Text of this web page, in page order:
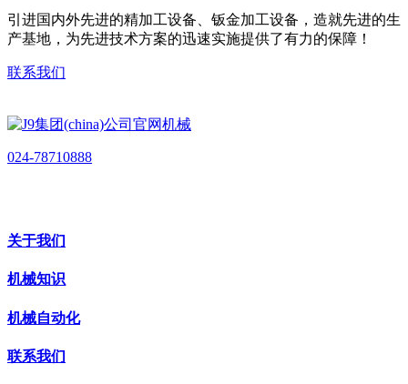
引进国内外先进的精加工设备、钣金加工设备，造就先进的生
产基地，为先进技术方案的迅速实施提供了有力的保障！
联系我们
024-78710888
关于我们
机械知识
机械自动化
联系我们